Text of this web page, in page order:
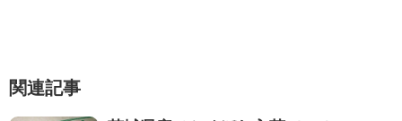
関連記事